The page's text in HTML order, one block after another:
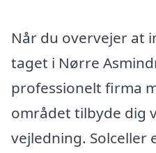
Når du overvejer at
taget i Nørre
professionelt firma
området tilbyde dig
vejledning.